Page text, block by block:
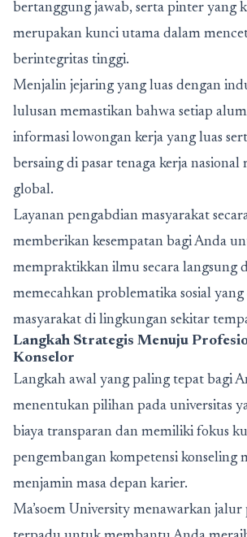
bertanggung jawab, serta pinter yang
merupakan kunci utama dalam
berintegritas tinggi.
Menjalin jejaring yang luas dengan
lulusan memastikan bahwa setiap
informasi lowongan kerja yang luas
bersaing di pasar tenaga kerja
global.
Layanan pengabdian masyarakat
memberikan kesempatan bagi Anda
mempraktikkan ilmu secara langsung
memecahkan problematika sosial
masyarakat di lingkungan sekitar
Langkah Strategis Menuju
Konselor
Langkah awal yang paling tepat bagi
menentukan pilihan pada universitas
biaya transparan dan memiliki fokus
pengembangan kompetensi konseling
menjamin masa depan karier.
Ma’soem University menawarkan